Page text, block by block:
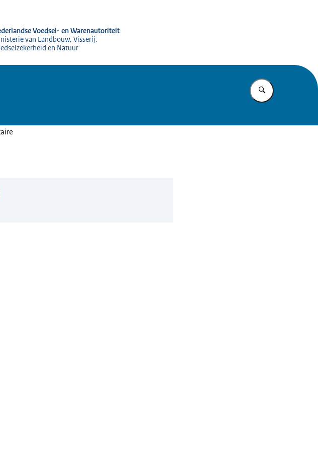
Voedsel- en Warenautoriteit
van Landbouw, Visserij,
en Natuur
Vul in wat u